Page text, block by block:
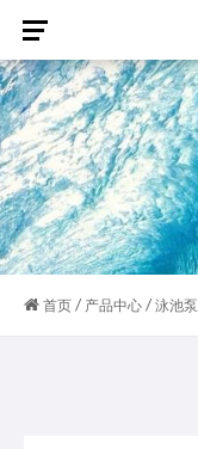
首页 / 产品中心 / 泳池泵